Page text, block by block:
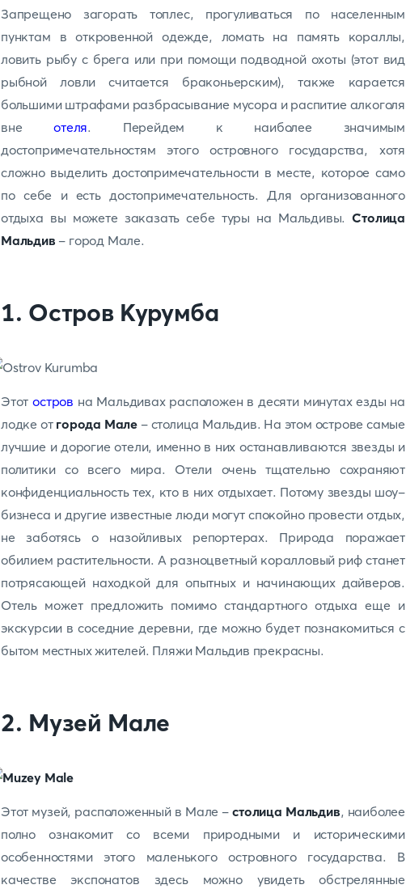
Запрещено загорать топлес, прогуливаться по населенным
пунктам в откровенной одежде, ломать на память кораллы,
ловить рыбу с брега или при помощи подводной охоты (этот вид
рыбной ловли считается браконьерским), также карается
большими штрафами разбрасывание мусора и распитие алкоголя
внеотеля. Перейдем к наиболее значимым
достопримечательностям этого островного государства, хотя
сложно выделить достопримечательности в месте, которое само
по себе и есть достопримечательность. Для организованного
отдыха вы можете заказать себе туры на Мальдивы.Столица
Мальдив - город Мале.
1. Остров Курумба
Этотостров на Мальдивах расположен в десяти минутах езды на
лодке отгорода Мале - столица Мальдив. На этом острове самые
лучшие и дорогие отели, именно в них останавливаются звезды и
политики со всего мира. Отели очень тщательно сохраняют
конфиденциальность тех, кто в них отдыхает. Потому звезды шоу-
бизнеса и другие известные люди могут спокойно провести отдых,
не заботясь о назойливых репортерах. Природа поражает
обилием растительности. А разноцветный коралловый риф станет
потрясающей находкой для опытных и начинающих дайверов.
Отель может предложить помимо стандартного отдыха еще и
экскурсии в соседние деревни, где можно будет познакомиться с
бытом местных жителей. Пляжи Мальдив прекрасны.
2. Музей Мале
Этот музей, расположенный в Мале -столица Мальдив, наиболее
полно ознакомит со всеми природными и историческими
особенностями этого маленького островного государства. В
качестве экспонатов здесь можно увидеть обстрелянные